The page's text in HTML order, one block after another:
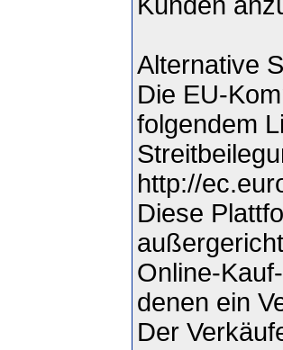
Alternative
Die EU-
folgendem
http://
Diese
Online-
denen ein
Der